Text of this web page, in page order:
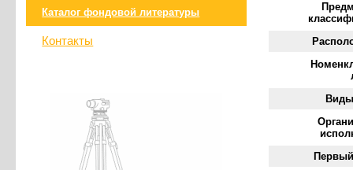
Каталог фондовой литературы
Контакты